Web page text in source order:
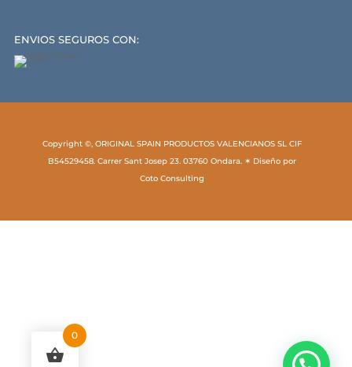
ENVIOS SEGUROS CON:
Copyright ©, ORIGINAL SPAIN PRODUCTOS VALENCIANOS SL CIF
B54529458. Carrer Sant Josep 23. 03760 Ondara. ✶ Diseño por
Coto Consulting
0